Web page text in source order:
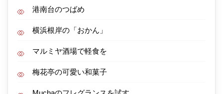
港南台のつばめ
横浜根岸の「おかん」
マルミヤ酒場で軽食を
梅花亭の可愛い和菓子